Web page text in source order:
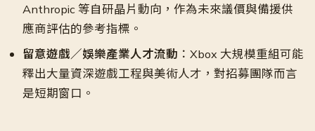
Anthropic 等自研晶片動向，作為未來議價與備援供
應商評估的參考指標。
留意遊戲／娛樂產業人才流動 ：Xbox 大規模重組可能
釋出大量資深遊戲工程與美術人才，對招募團隊而言
是短期窗口。